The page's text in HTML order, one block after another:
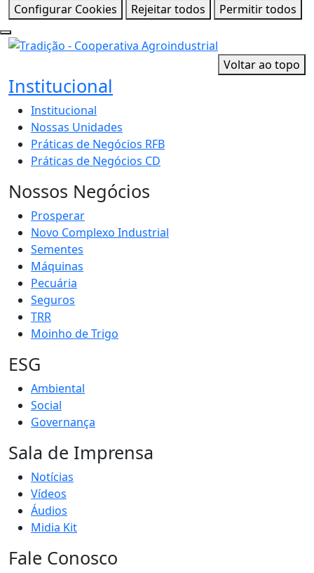
Configurar Cookies
Rejeitar todos Permitir todos
Voltar ao topo
Institucional
Institucional
Nossas Unidades
Práticas de Negócios RFB
Práticas de Negócios CD
Nossos Negócios
Prosperar
Novo Complexo Industrial
Sementes
Máquinas
Pecuária
Seguros
TRR
Moinho de Trigo
ESG
Ambiental
Social
Governança
Sala de Imprensa
Notícias
Vídeos
Áudios
Midia Kit
Fale Conosco